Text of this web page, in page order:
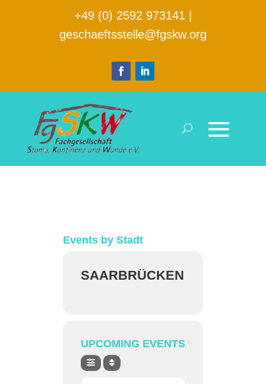
+49 (0) 2592 973141
geschaeftsstelle@fgskw.org
Events by Stadt
SAARBRÜCKEN
UPCOMING EVENTS